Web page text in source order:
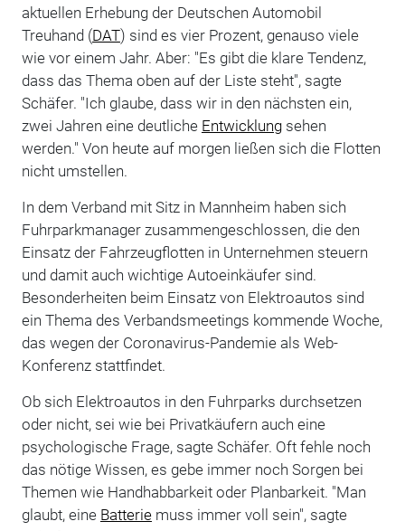
aktuellen Erhebung der Deutschen Automobil
Treuhand (DAT) sind es vier Prozent, genauso viele
wie vor einem Jahr. Aber: "Es gibt die klare Tendenz,
dass das Thema oben auf der Liste steht", sagte
Schäfer. "Ich glaube, dass wir in den nächsten ein,
zwei Jahren eine deutliche Entwicklungsehen
werden." Von heute auf morgen ließen sich die Flotten
nicht umstellen.
In dem Verband mit Sitz in Mannheim haben sich
Fuhrparkmanager zusammengeschlossen, die den
Einsatz der Fahrzeugflotten in Unternehmen steuern
und damit auch wichtige Autoeinkäufer sind.
Besonderheiten beim Einsatz von Elektroautos sind
ein Thema des Verbandsmeetings kommende Woche,
das wegen der Coronavirus-Pandemie als Web-
Konferenz stattfindet.
Ob sich Elektroautos in den Fuhrparks durchsetzen
oder nicht, sei wie bei Privatkäufern auch eine
psychologische Frage, sagte Schäfer. Oft fehle noch
das nötige Wissen, es gebe immer noch Sorgen bei
Themen wie Handhabbarkeit oder Planbarkeit. "Man
glaubt, eine Batteriemuss immer voll sein", sagte